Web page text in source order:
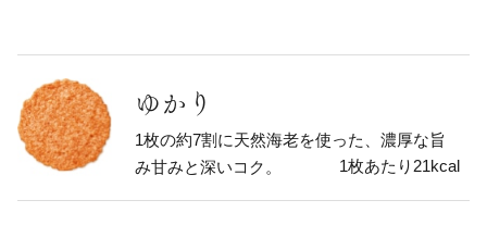
ゆかり
1枚の約7割に天然海老を使った、濃厚な旨
み甘みと深いコク。
1枚あたり21kcal